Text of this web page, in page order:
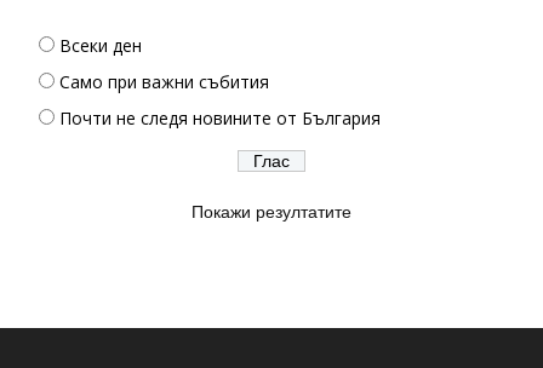
Всеки ден
Само при важни събития
Почти не следя новините от България
Покажи резултатите